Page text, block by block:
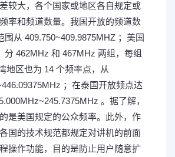
较大，各个国家或地区各自规定或
率和频道数量。我国开放的频道数
围从 409.750~409.9875MHZ ；美国
分 462MHz 和 467MHz 两组，每组
地区也为 14 个频率点，从
；在泰国开放频点达
。据了解，
是美国规定的公众频率。此外，作
国的技术规范都规定对讲机的前面
操作功能，目的是防止用户随意扩